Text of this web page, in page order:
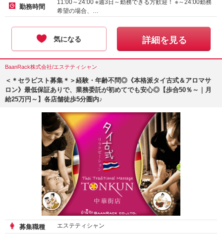
勤務時間
11:00～24:00 ※週3日～勤務できる方歓迎！ ※～24:00勤務
希望の場合、…
気になる 詳細を見る
BaanRack株式会社/エステティシャン
＜＊セラピスト募集＊＞経験・年齢不問◎《本格派タイ古式＆アロマサ
ロン》最低保証ありで、業務委託が初めてでも安心◎【歩合50％～｜月
給25万円～】各店舗徒歩5分圏内♪
募集職種 エステティシャン